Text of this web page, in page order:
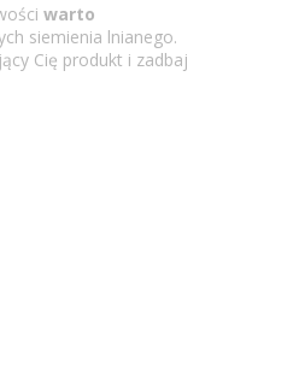
warto
siemienia lnianego.
Cię produkt i zadbaj